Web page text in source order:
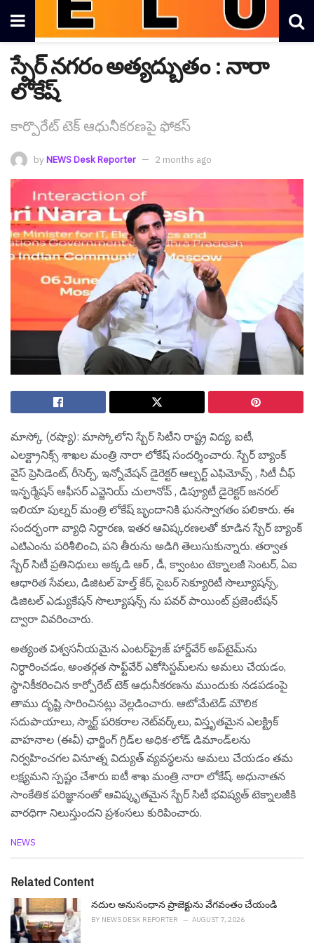
స్పేర్ న‌గ‌రం అత్య‌ద్బుతం : నారా
లోకేష్
కార్పొరేట్ టెక్ ఆధునీక‌ర‌ణ‌పై ఫోక‌స్
by NEWS Desk Reporter 2 months ago
మాస్కో (రష్యా): మాస్కోలోని స్బేర్ సిటీని రాష్ట్ర విద్య, ఐటీ,
ఎలక్ట్రానిక్స్ శాఖల మంత్రి నారా లోకేష్ సందర్శించారు. స్బేర్ బ్యాంక్
వైస్ ప్రెసిడెంట్, రీసెర్చ్, ఇన్నోవేషన్ డైరెక్టర్ ఆల్బర్ట్ ఎఫిమోవ్స్ , సిటీ చీఫ్
ఇన్ఫర్మేషన్ ఆఫీసర్ ఎవ్జెనియ్ చులానోవ్ , డిప్యూటీ డైరెక్టర్ జనరల్
ఇలియా పుల్నర్ మంత్రి లోకేష్ బృందానికి ఘనస్వాగతం పలికారు. ఈ
సందర్భంగా వ్యాధి నిర్ధారణ, ఇతర ఆవిష్కరణలతో కూడిన స్బేర్ బ్యాంక్
ఎటిఎంను పరిశీలించి, పని తీరును అడిగి తెలుసుకున్నారు. తర్వాత
స్బేర్ సిటీ ప్రతినిధులు అక్కడి ఆర్ , డీ, క్వాంటం టెక్నాలజీ సెంటర్, ఏఐ
ఆధారిత సేవలు, డిజిటల్ హెల్త్ కేర్, సైబర్ సెక్యూరిటీ సొల్యూషన్స్,
డిజిటల్ ఎడ్యుకేషన్ సొల్యూషన్స్ ను పవర్ పాయింట్ ప్రజెంటేషన్
ద్వారా వివరించారు.
అత్యంత విశ్వసనీయమైన ఎంటర్‌ప్రైజ్ హార్డ్‌వేర్ అప్‌టైమ్‌ను
నిర్ధారించడం, అంతర్గత సాఫ్ట్‌వేర్ ఎకోసిస్టమ్‌లను అమలు చేయడం,
స్థానికీకరించిన కార్పోరేట్ టెక్ ఆధునీకరణను ముందుకు నడపడంపై
తాము దృష్టి సారించినట్లు వెల్ల‌డించారు. ఆటోమేటెడ్ మౌలిక
సదుపాయాలు, స్మార్ట్ పరికరాల నెట్‌వర్క్‌లు, విస్తృతమైన ఎలక్ట్రిక్
వాహనాల (ఈవీ) ఛార్జింగ్ గ్రిడ్‌ల అధిక-లోడ్ డిమాండ్‌లను
నిర్వహించగల వినూత్న విద్యుత్ వ్యవస్థలను అమలు చేయడం తమ
లక్ష్యమని స్ప‌ష్టం చేశారు ఐటీ శాఖ మంత్రి నారా లోకేష్‌. అధునాతన
సాంకేతిక పరిజ్ఞానంతో ఆవిష్కృతమైన స్బేర్ సిటీ భవిష్యత్ టెక్నాలజీకి
వారధిగా నిలుస్తుందని ప్రశంస‌లు కురిపించారు.
C
e
o
r
i
NEWS
Related Content
నదుల అనుసంధాన ప్రాజెక్టును వేగ‌వంతం చేయండి
BY NEWS DESK REPORTER AUGUST 7, 2026